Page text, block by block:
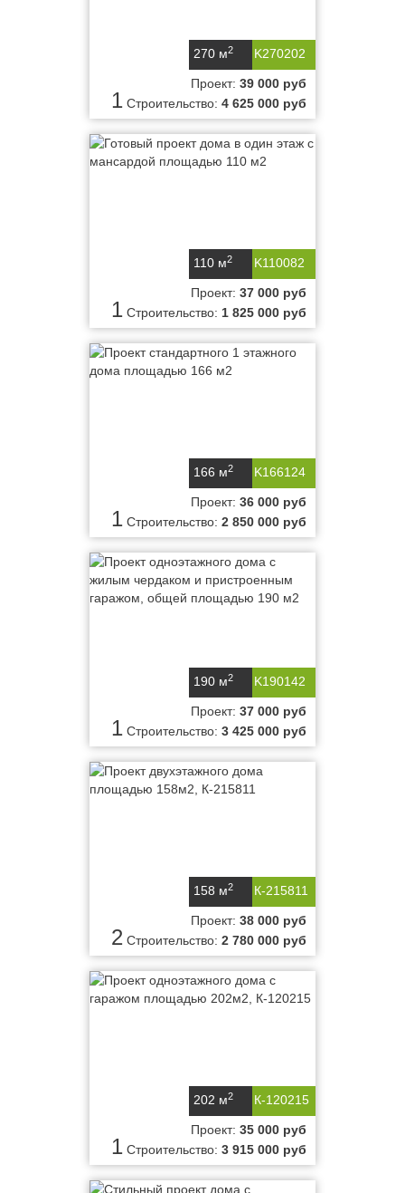
K270202
270 м2
1
Проект: 39 000 руб
Строительство: 4 625 000 руб
K110082
110 м2
1
Проект: 37 000 руб
Строительство: 1 825 000 руб
K166124
166 м2
1
Проект: 36 000 руб
Строительство: 2 850 000 руб
K190142
190 м2
1
Проект: 37 000 руб
Строительство: 3 425 000 руб
К-215811
158 м2
2
Проект: 38 000 руб
Строительство: 2 780 000 руб
К-120215
202 м2
1
Проект: 35 000 руб
Строительство: 3 915 000 руб